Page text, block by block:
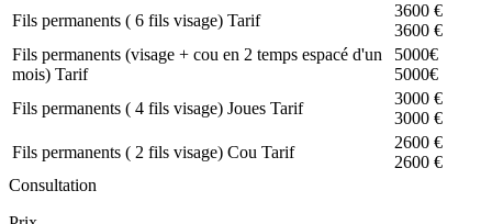
Fils permanents ( 6 fils visage) Tarif
3600 €
3600 €
Fils permanents (visage + cou en 2 temps espacé d'un
mois) Tarif
5000€
5000€
Fils permanents ( 4 fils visage) Joues Tarif
3000 €
3000 €
Fils permanents ( 2 fils visage) Cou Tarif
2600 €
2600 €
Consultation